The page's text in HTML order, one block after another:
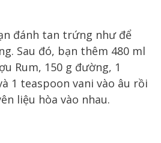
đánh tan trứng như để
Sau đó, bạn thêm 480 ml
Rum, 150 g đường, 1
1 teaspoon vani vào âu rồi
liệu hòa vào nhau.